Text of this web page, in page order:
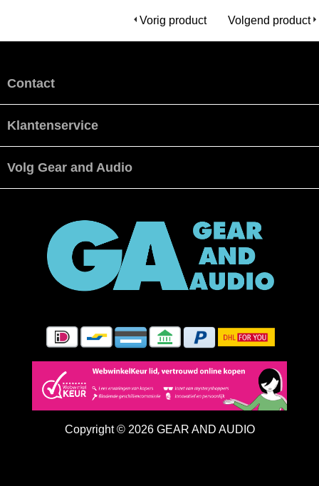
Volgend product
Vorig product
Contact
Klantenservice
Volg Gear and Audio
Copyright © 2026 GEAR AND AUDIO